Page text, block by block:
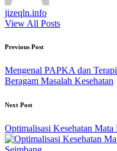
jizeqln.info
View All Posts
Post
navigation
Previous Post
Mengenal PAPKA dan
Beragam Masalah Kesehatan
Next Post
Optimalisasi Kesehatan